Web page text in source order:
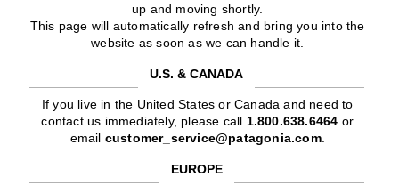
up and moving shortly.
This page will automatically refresh and bring you into the
website as soon as we can handle it.
U.S. & CANADA
If you live in the United States or Canada and need to
contact us immediately, please call 1.800.638.6464 or
email customer_service@patagonia.com.
EUROPE